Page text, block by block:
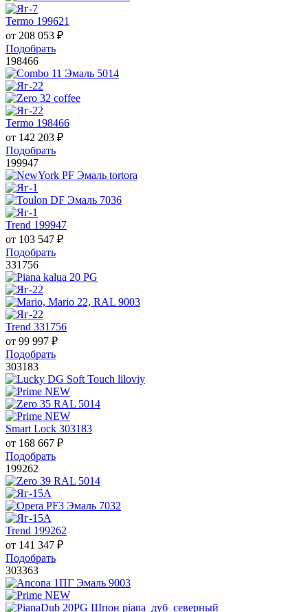
Termo 199621
от 208 053 ₽
Подобрать
198466
Termo 198466
от 142 203 ₽
Подобрать
199947
Trend 199947
от 103 547 ₽
Подобрать
331756
Trend 331756
от 99 997 ₽
Подобрать
303183
Smart Lock 303183
от 168 667 ₽
Подобрать
199262
Trend 199262
от 141 347 ₽
Подобрать
303363